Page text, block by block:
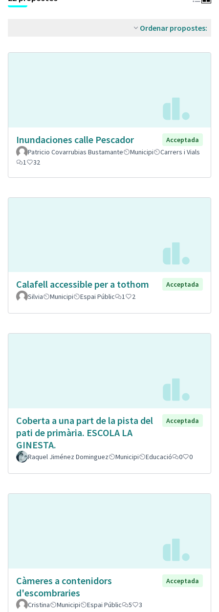
Ordenar propostes:
Inundaciones calle Pescador
Acceptada
Patricio Covarrubias Bustamante
Municipi
Carrers i Vials
1
32
Calafell accessible per a tothom
Acceptada
Silvia
Municipi Espai Públic 1 2
Coberta a una part de la pista del
pati de primària. ESCOLA LA
GINESTA.
Acceptada
Raquel Jiménez Dominguez Municipi Educació 0 0
Càmeres a contenidors
d'escombraries
Acceptada
Cristina Municipi Espai Públic 5 3